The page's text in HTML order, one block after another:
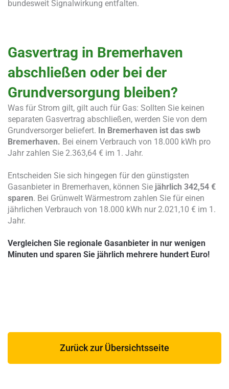
bundesweit Signalwirkung entfalten.
Gasvertrag in Bremerhaven
abschließen oder bei der
Grundversorgung bleiben?
Was für Strom gilt, gilt auch für Gas: Sollten Sie keinen
separaten Gasvertrag abschließen, werden Sie von dem
Grundversorger beliefert. In Bremerhaven ist das swb
Bremerhaven. Bei einem Verbrauch von 18.000 kWh pro
Jahr zahlen Sie 2.363,64 € im 1. Jahr.
Entscheiden Sie sich hingegen für den günstigsten
Gasanbieter in Bremerhaven, können Sie jährlich 342,54 €
sparen. Bei Grünwelt Wärmestrom zahlen Sie für einen
jährlichen Verbrauch von 18.000 kWh nur 2.021,10 € im 1.
Jahr.
Vergleichen Sie regionale Gasanbieter in nur wenigen
Minuten und sparen Sie jährlich mehrere hundert Euro!
Zurück zur Übersichtsseite